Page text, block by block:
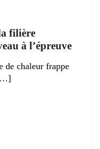
filière
à l’épreuve
de chaleur frappe